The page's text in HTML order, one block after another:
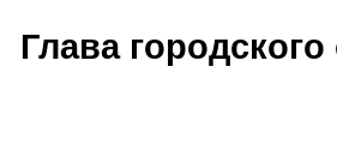
Глава городского